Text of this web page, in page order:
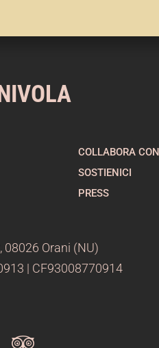
COLLABORA
SOSTIENICI
PRESS
08026 Orani (NU)
| CF93008770914